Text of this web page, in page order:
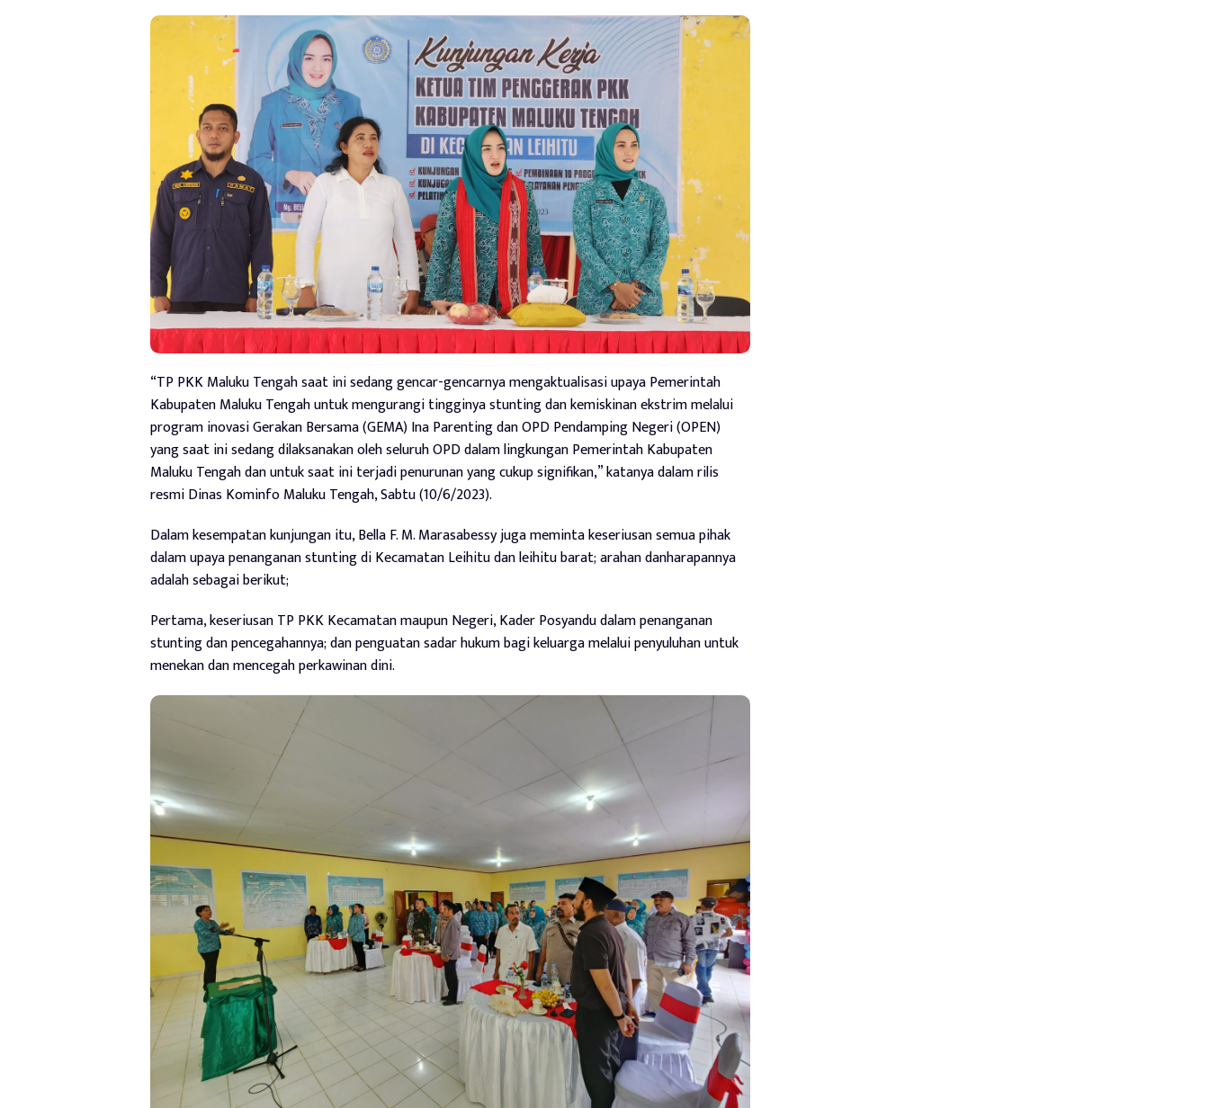
“TP PKK Maluku Tengah saat ini sedang gencar-gencarnya mengaktualisasi upaya Pemerintah
Kabupaten Maluku Tengah untuk mengurangi tingginya stunting dan kemiskinan ekstrim melalui
program inovasi Gerakan Bersama (GEMA) Ina Parenting dan OPD Pendamping Negeri (OPEN)
yang saat ini sedang dilaksanakan oleh seluruh OPD dalam lingkungan Pemerintah Kabupaten
Maluku Tengah dan untuk saat ini terjadi penurunan yang cukup signifikan,” katanya dalam rilis
resmi Dinas Kominfo Maluku Tengah, Sabtu (10/6/2023).
Dalam kesempatan kunjungan itu, Bella F. M. Marasabessy juga meminta keseriusan semua pihak
dalam upaya penanganan stunting di Kecamatan Leihitu dan leihitu barat; arahan danharapannya
adalah sebagai berikut;
Pertama,keseriusan TP PKK Kecamatan maupun Negeri, Kader Posyandu dalam penanganan
stunting dan pencegahannya; dan penguatan sadar hukum bagi keluarga melalui penyuluhan untuk
menekan dan mencegah perkawinan dini.